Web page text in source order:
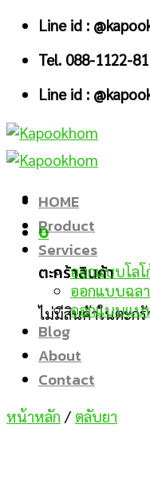
Skip
content
Line id :
Tel. 088-1122-
Line id :
0
ตะกร้าสินค้า
ไม่มีสินค้าในตะกร้
HOME
Product
Services
ออกแบบโลโ
ออกแบบฉล
ออกแบบแบ
Blog
About
Contact
หน้าหลัก / ตลับยา